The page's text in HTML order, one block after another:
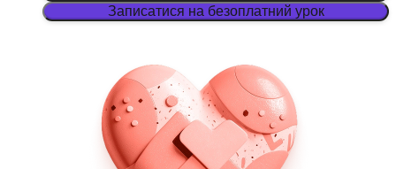
Записатися на безоплатний урок